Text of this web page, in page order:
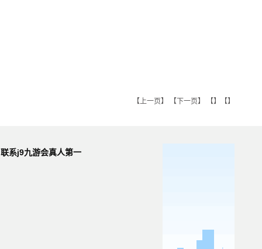
【上一页】 【 下一页】 【】【】
联系j9九游会真人第一